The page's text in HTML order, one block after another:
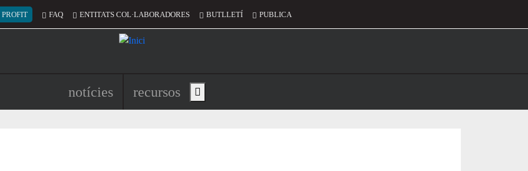
del compte d'usuari
PROFIT FAQ ENTITATS COL·LABORADORES BUTLLETÍ PUBLICA
Navegació principal de l'encapçalament
notícies recursos Show main menu